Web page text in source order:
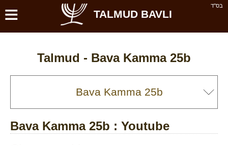
בס''ד ≡ TALMUD BAVLI
Talmud - Bava Kamma 25b
Bava Kamma 25b : Youtube